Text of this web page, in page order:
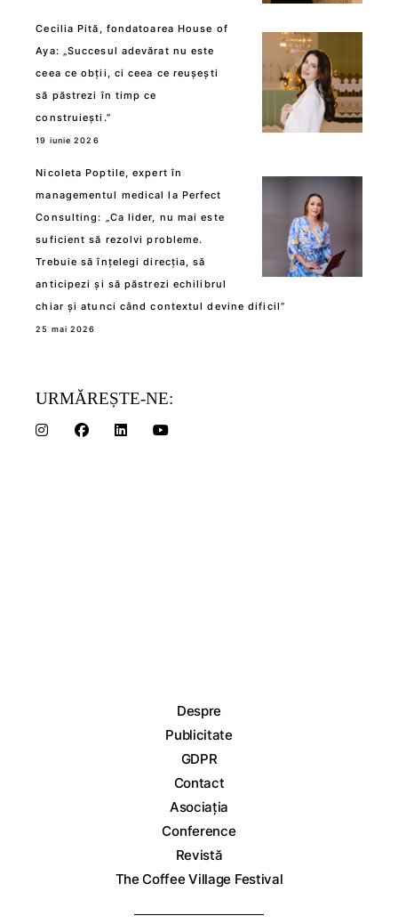
Cecilia Pită, fondatoarea House of
Aya: „Succesul adevărat nu este
ceea ce obții, ci ceea ce reușești
să păstrezi în timp ce
construiești.”
19 iunie 2026
Nicoleta Poptile, expert în
managementul medical la Perfect
Consulting: „Ca lider, nu mai este
suficient să rezolvi probleme.
Trebuie să înțelegi direcția, să
anticipezi și să păstrezi echilibrul
chiar și atunci când contextul devine dificil”
25 mai 2026
URMĂREȘTE-NE:
Despre
Publicitate
GDPR
Contact
Asociația
Conference
Revistă
The Coffee Village Festival